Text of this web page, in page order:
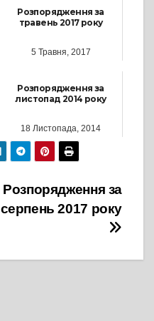
Розпорядження за
травень 2017 року
5 Травня, 2017
Розпорядження за
листопад 2014 року
18 Листопада, 2014
Розпорядження за
серпень 2017 року